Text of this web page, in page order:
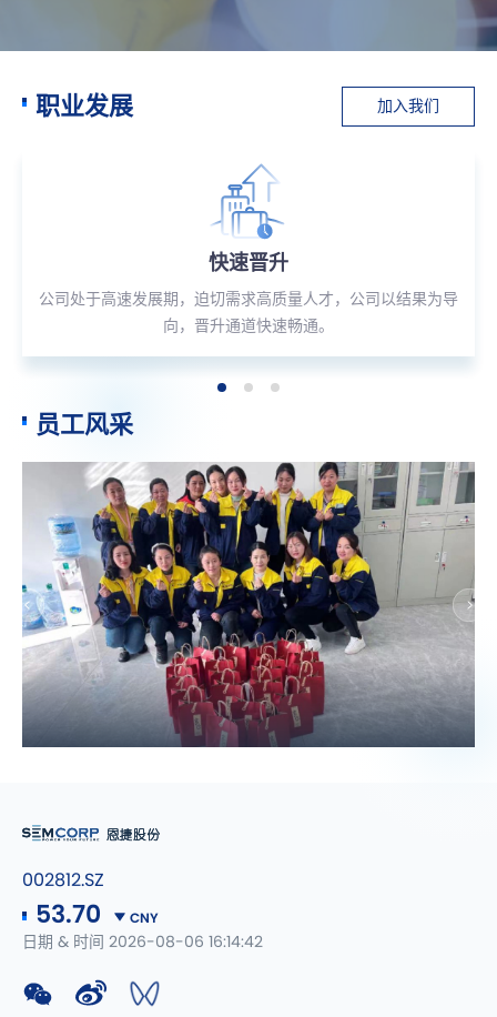
职业发展 加入我们
快速晋升
公司处于高速发展期，迫切需求高质量人才，公司以结果为导
向，晋升通道快速畅通。
员工风采
002812.SZ
53.70 CNY
日期 & 时间 2026-08-06 16:14:42